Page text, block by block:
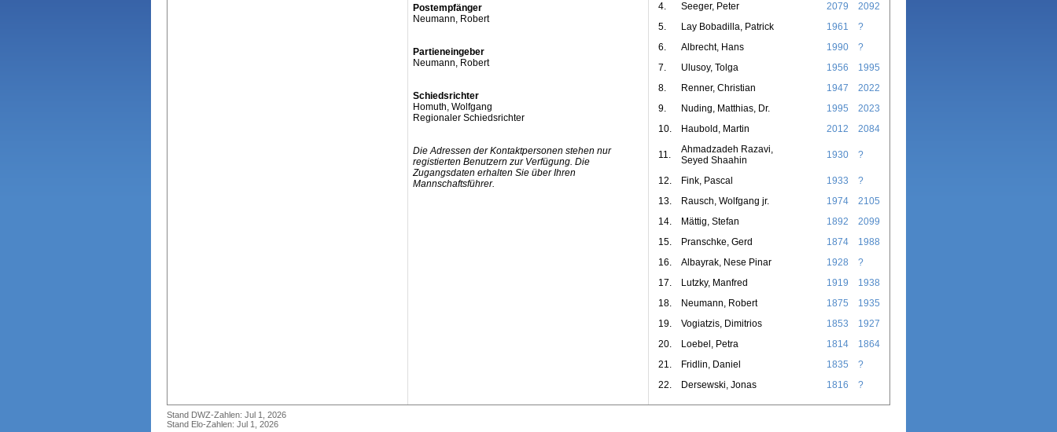
Postempfänger
Neumann, Robert
Partieneingeber
Neumann, Robert
Schiedsrichter
Homuth, Wolfgang
Regionaler Schiedsrichter
Die Adressen der Kontaktpersonen stehen nur
registierten Benutzern zur Verfügung. Die
Zugangsdaten erhalten Sie über Ihren
Mannschaftsführer.
4.
Seeger, Peter 2079
2092
5.
Lay Bobadilla, Patrick 1961
?
6.
Albrecht, Hans 1990
?
7.
Ulusoy, Tolga 1956
1995
8.
Renner, Christian 1947
2022
9.
Nuding, Matthias, Dr. 1995
2023
10.
Haubold, Martin 2012 2084
11.
Ahmadzadeh Razavi,
Seyed Shaahin
1930 ?
12. Fink, Pascal 1933
?
13.
Rausch, Wolfgang jr. 1974
2105
14.
Mättig, Stefan 1892
2099
15.
Pranschke, Gerd 1874
1988
16.
Albayrak, Nese Pinar 1928
?
17.
Lutzky, Manfred 1919
1938
18.
Neumann, Robert 1875
1935
19.
Vogiatzis, Dimitrios 1853
1927
20.
Loebel, Petra 1814
1864
21.
Fridlin, Daniel 1835
?
22.
Dersewski, Jonas 1816 ?
Stand DWZ-Zahlen: Jul 1, 2026
Stand Elo-Zahlen: Jul 1, 2026